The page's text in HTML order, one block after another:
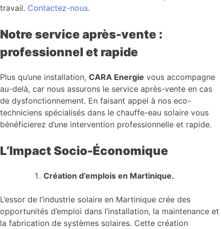
travail. Contactez-nous.
Notre service après-vente :
professionnel et rapide
Plus qu’une installation, CARA Energie vous accompagne
au-delà, car nous assurons le service après-vente en cas
de dysfonctionnement. En faisant appel à nos eco-
techniciens spécialisés dans le chauffe-eau solaire vous
bénéficierez d’une intervention professionnelle et rapide.
L’Impact Socio-Économique
Création d’emplois en Martinique.
L’essor de l’industrie solaire en Martinique crée des
opportunités d’emploi dans l’installation, la maintenance et
la fabrication de systèmes solaires. Cette création